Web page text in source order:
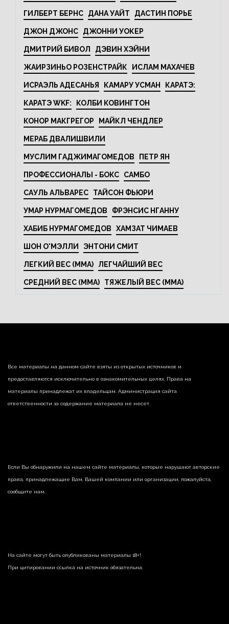
ГИЛБЕРТ БЕРНС ДАНА УАЙТ ДАСТИН ПОРЬЕ
ДЖОН ДЖОНС ДЖОННИ УОКЕР
ДМИТРИЙ БИВОЛ ДЭВИН ХЭЙНИ
ЖАИРЗИНЬО РОЗЕНСТРАЙК ИСЛАМ МАХАЧЕВ
ИСРАЭЛЬ АДЕСАНЬЯ КАМАРУ УСМАН КАРАТЭ:
КАРАТЭ WKF: КОЛБИ КОВИНГТОН
КОНОР МАКГРЕГОР МАЙКЛ ЧЕНДЛЕР
МЕРАБ ДВАЛИШВИЛИ
МУСЛИМ ГАДЖИМАГОМЕДОВ ПЕТР ЯН
ПРОФЕССИОНАЛЫ - БОКС САМБО
САУЛЬ АЛЬВАРЕС ТАЙСОН ФЬЮРИ
УМАР НУРМАГОМЕДОВ ФРЭНСИС НГАННУ
ХАБИБ НУРМАГОМЕДОВ ХАМЗАТ ЧИМАЕВ
ШОН О'МЭЛЛИ ЭНТОНИ СМИТ
ЛЕГКИЙ ВЕС (MMA) ЛЕГЧАЙШИЙ ВЕС
СРЕДНИЙ ВЕС (MMA) ТЯЖЕЛЫЙ ВЕС (MMA)
Все материалы на данном сайте взяты из открытых источников и
предоставляются исключительно в ознакомительных целях. Права на
материалы принадлежат их владельцам. Администрация сайта
ответственности за содержание материала не несет.
Если Вы обнаружили на нашем сайте материалы, которые нарушают авторские
права, принадлежащие Вам, Вашей компании или организации, пожалуйста,
сообщите нам.
На сайте могут быть опубликованы материалы 18+!
При цитировании ссылка на источник обязательна.